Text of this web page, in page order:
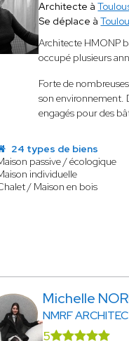
Architecte à
Se déplace à
Architecte HMONP
occupé plusieurs
Forte de
son environnement.
engagés pour des
24 types de biens
passive / écologique
individuelle
/ Maison en bois
Michelle
NMRF
5